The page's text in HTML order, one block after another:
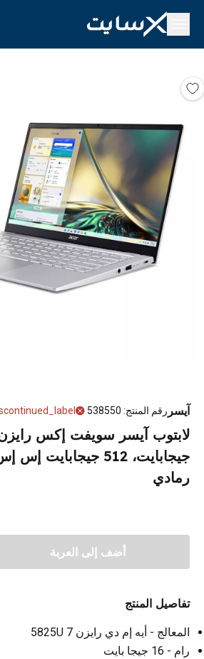
آيسر رقم المنتج:
538550
رمادي
أضف إلى العربة
تفاصيل المنتج
المعالج - أيه إم دي رايزن 7 5825U
رام - 16 جيجا بايت